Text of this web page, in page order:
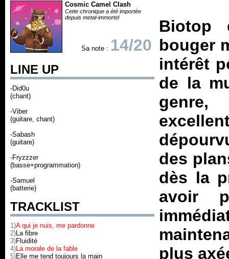
Cosmic Camel Clash
Cette chronique a été importée
depuis metal-immortel
Sa note : 14/20
LINE UP
-Did0u
(chant)
-Viber
(guitare, chant)
-Sabash
(guitare)
-Fryzzzer
(basse+programmation)
-Samuel
(batterie)
TRACKLIST
1)A qui je nuis, me pardonne
2)La fibre
3)Fluidité
4)La morale de la fable
5)Elle me tend toujours la main
Biotop
bouger
intérêt
de la
des
dès la
avoir
plus